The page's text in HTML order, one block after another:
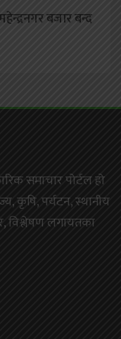
बजार बन्द
समाचार पोर्टल हो
कृषि, पर्यटन, स्थानीय
विश्लेषण लगायतका